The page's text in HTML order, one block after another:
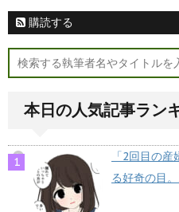
購読する
本日の人気記事ラン
「2回目の
る好奇の目